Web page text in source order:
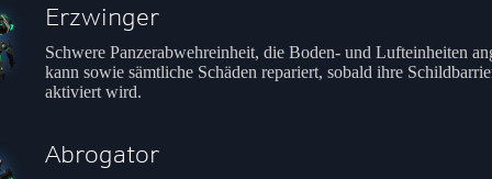
Erzwinger
Schwere Panzerabwehreinheit, die Boden- und Lufteinheiten
kann sowie sämtliche Schäden repariert, sobald ihre
aktiviert wird.
Abrogator